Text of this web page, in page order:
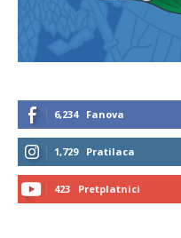
6,234 Fanova
1,729 Pratilaca
423 Pretplatnici